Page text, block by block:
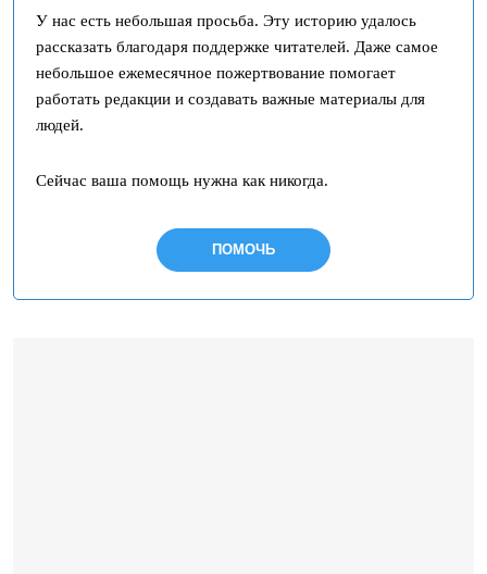
У нас есть небольшая просьба. Эту историю удалось
рассказать благодаря поддержке читателей. Даже самое
небольшое ежемесячное пожертвование помогает
работать редакции и создавать важные материалы для
людей.
Сейчас ваша помощь нужна как никогда.
ПОМОЧЬ